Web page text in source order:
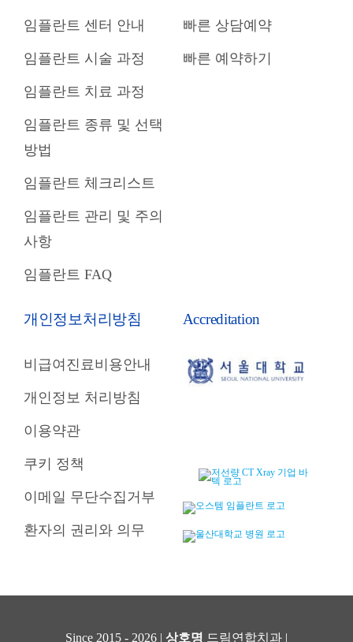
임플란트 센터 안내
임플란트 시술 과정
임플란트 치료 과정
임플란트 종류 및 선택
방법
임플란트 체크리스트
임플란트 관리 및 주의
사항
임플란트 FAQ
빠른 상담예약
빠른 예약하기
개인정보처리방침
비급여진료비용안내
개인정보 처리방침
이용약관
쿠키 정책
이메일 무단수집거부
환자의 권리와 의무
Accreditation
Since 2015 - 2026 | 상호명 드림연합치과 |